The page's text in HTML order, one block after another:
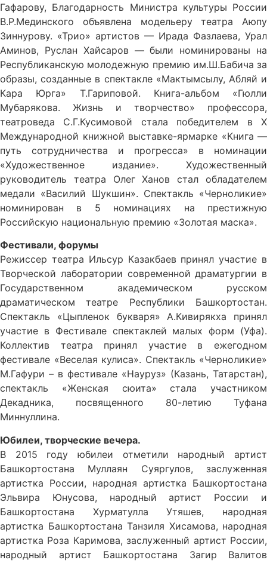
Гафарову, Благодарность Министра культуры России
В.Р.Мединского объявлена модельеру театра Аюпу
Зиннурову. «Трио» артистов — Ирада Фазлаева, Урал
Аминов, Руслан Хайсаров — были номинированы на
Республиканскую молодежную премию им.Ш.Бабича за
образы, созданные в спектакле «Мактымсылу, Абляй и
Кара Юрга» Т.Гариповой. Книга-альбом «Гюлли
Мубарякова. Жизнь и творчество» профессора,
театроведа С.Г.Кусимовой стала победителем в X
Международной книжной выставке-ярмарке «Книга —
путь сотрудничества и прогресса» в номинации
«Художественное издание». Художественный
руководитель театра Олег Ханов стал обладателем
медали «Василий Шукшин». Спектакль «Черноликие»
номинирован в 5 номинациях на престижную
Российскую национальную премию «Золотая маска».
Фестивали, форумы
Режиссер театра Ильсур Казакбаев принял участие в
Творческой лаборатории современной драматургии в
Государственном академическом русском
драматическом театре Республики Башкортостан.
Спектакль «Цыпленок букваря» А.Кивирякха принял
участие в Фестивале спектаклей малых форм (Уфа).
Коллектив театра принял участие в ежегодном
фестивале «Веселая кулиса». Спектакль «Черноликие»
М.Гафури – в фестивале «Науруз» (Казань, Татарстан),
спектакль «Женская сюита» стала участником
Декадника, посвященного 80-летию Туфана
Миннуллина.
Юбилеи, творческие вечера.
В 2015 году юбилеи отметили народный артист
Башкортостана Муллаян Суяргулов, заслуженная
артистка России, народная артистка Башкортостана
Эльвира Юнусова, народный артист России и
Башкортостана Хурматулла Утяшев, народная
артистка Башкортостана Танзиля Хисамова, народная
артистка Роза Каримова, заслуженный артист России,
народный артист Башкортостана Загир Валитов